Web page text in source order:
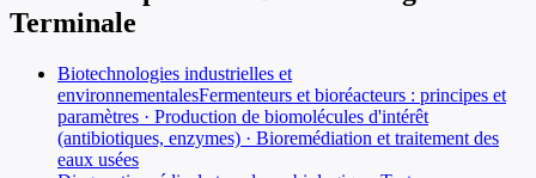
Terminale
Biotechnologies industrielles et
environnementalesFermenteurs et bioréacteurs : principes et
paramètres · Production de biomolécules d'intérêt
(antibiotiques, enzymes) · Bioremédiation et traitement des
eaux usées